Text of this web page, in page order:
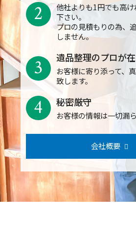
他社よりも1円でも高
下さい。
プロの見積もりの為、
しません。
2
遺品整理のプロが
お客様に寄り添って、
致します。
3
秘密厳守
お客様の情報は一切漏
4
会社概要